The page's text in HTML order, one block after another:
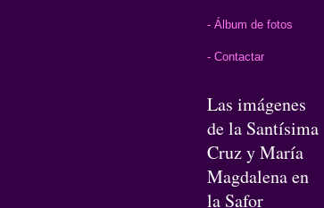
- Álbum de fotos
- Contactar
Las imágenes
de la Santísima
Cruz y María
Magdalena en
la Safor